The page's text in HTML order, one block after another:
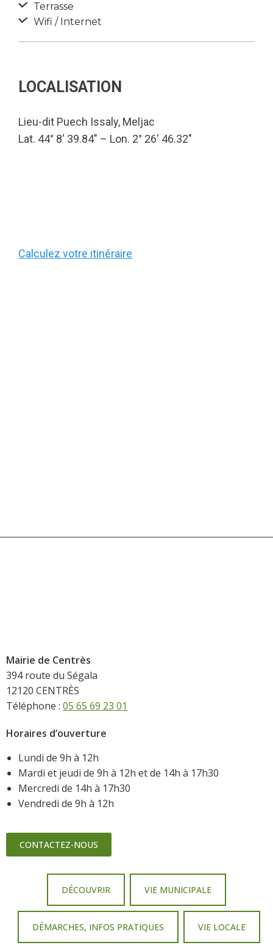
Terrasse
Wifi / Internet
LOCALISATION
Lieu-dit Puech Issaly, Meljac
Lat. 44° 8′ 39.84″ – Lon. 2° 26′ 46.32″
Calculez votre itinéraire
Mairie de Centrès
394 route du Ségala
12120 CENTRÈS
Téléphone : 05 65 69 23 01
Horaires d’ouverture
Lundi de 9h à 12h
Mardi et jeudi de 9h à 12h et de 14h à 17h30
Mercredi de 14h à 17h30
Vendredi de 9h à 12h
CONTACTEZ-NOUS
DÉCOUVRIR VIE MUNICIPALE
DÉMARCHES, INFOS PRATIQUES VIE LOCALE